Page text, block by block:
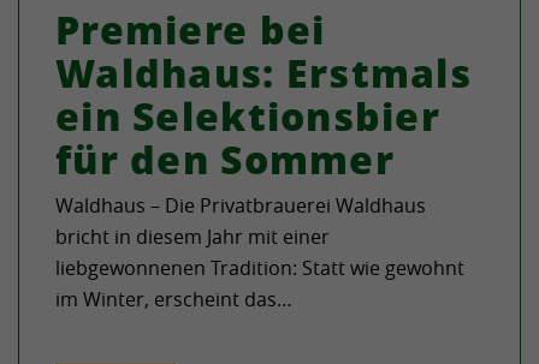
Premiere bei
Waldhaus: Erstmals
ein Selektionsbier
für den Sommer
Waldhaus – Die Privatbrauerei Waldhaus
bricht in diesem Jahr mit einer
liebgewonnenen Tradition: Statt wie gewohnt
im Winter, erscheint das…